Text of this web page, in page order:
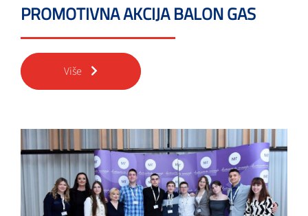
PROMOTIVNA AKCIJA BALON GAS
Više